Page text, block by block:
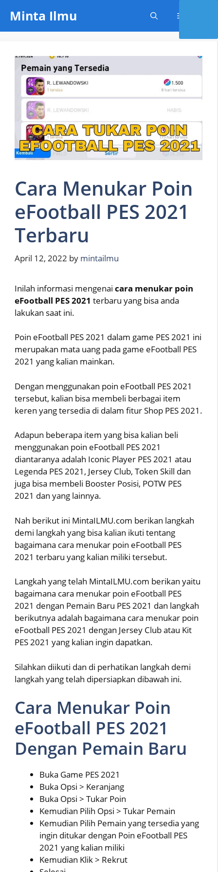
content
Minta Ilmu
Cara Menukar Poin
eFootball PES 2021
Terbaru
April 12, 2022 by mintailmu
Inilah informasi mengenai cara menukar poin
eFootball PES 2021 terbaru yang bisa anda
lakukan saat ini.
Poin eFootball PES 2021 dalam game PES 2021 ini
merupakan mata uang pada game eFootball PES
2021 yang kalian mainkan.
Dengan menggunakan poin eFootball PES 2021
tersebut, kalian bisa membeli berbagai item
keren yang tersedia di dalam fitur Shop PES 2021.
Adapun beberapa item yang bisa kalian beli
menggunakan poin eFootball PES 2021
diantaranya adalah Iconic Player PES 2021 atau
Legenda PES 2021, Jersey Club, Token Skill dan
juga bisa membeli Booster Posisi, POTW PES
2021 dan yang lainnya.
Nah berikut ini MintaILMU.com berikan langkah
demi langkah yang bisa kalian ikuti tentang
bagaimana cara menukar poin eFootball PES
2021 terbaru yang kalian miliki tersebut.
Langkah yang telah MintaILMU.com berikan yaitu
bagaimana cara menukar poin eFootball PES
2021 dengan Pemain Baru PES 2021 dan langkah
berikutnya adalah bagaimana cara menukar poin
eFootball PES 2021 dengan Jersey Club atau Kit
PES 2021 yang kalian ingin dapatkan.
Silahkan diikuti dan di perhatikan langkah demi
langkah yang telah dipersiapkan dibawah ini.
Cara Menukar Poin
eFootball PES 2021
Dengan Pemain Baru
Buka Game PES 2021
Buka Opsi > Keranjang
Buka Opsi > Tukar Poin
Kemudian Pilih Opsi > Tukar Pemain
Kemudian Pilih Pemain yang tersedia yang
ingin ditukar dengan Poin eFootball PES
2021 yang kalian miliki
Kemudian Klik > Rekrut